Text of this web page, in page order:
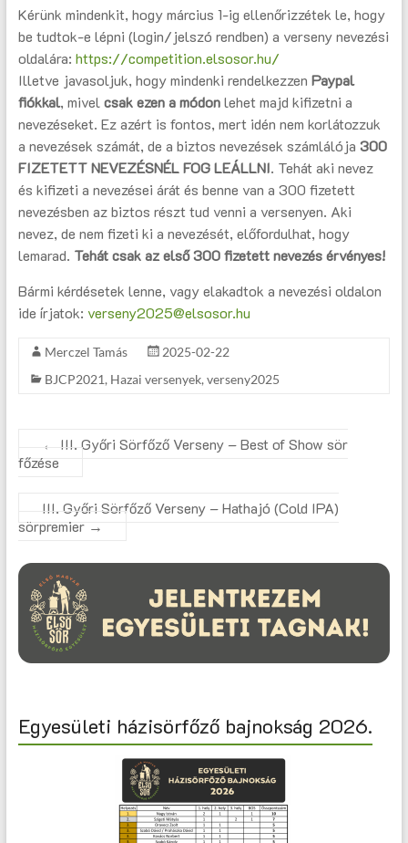
Kérünk mindenkit, hogy március 1-ig ellenőrizzétek le, hogy
be tudtok-e lépni (login/jelszó rendben) a verseny nevezési
oldalára: https://competition.elsosor.hu/
Illetve javasoljuk, hogy mindenki rendelkezzen Paypal
fiókkal, mivelcsak ezen a módonlehet majd kifizetni a
nevezéseket. Ez azért is fontos, mert idén nem korlátozzuk
a nevezések számát, de a biztos nevezések számlálója 300
FIZETETT NEVEZÉSNÉL FOG LEÁLLNI. Tehát aki nevez
és kifizeti a nevezései árát és benne van a 300 fizetett
nevezésben az biztos részt tud venni a versenyen. Aki
nevez, de nem fizeti ki a nevezését, előfordulhat, hogy
lemarad. Tehát csak az első 300 fizetett nevezés érvényes!
Bármi kérdésetek lenne, vagy elakadtok a nevezési oldalon
ide írjatok: verseny2025@elsosor.hu
Merczel Tamás
2025-02-22
BJCP2021, Hazai versenyek, verseny2025
←
III. Győri Sörfőző Verseny – Best of Show sör
főzése
III. Győri Sörfőző Verseny – Hathajó (Cold IPA)
sörpremier →
Egyesületi házisörfőző bajnokság 2026.